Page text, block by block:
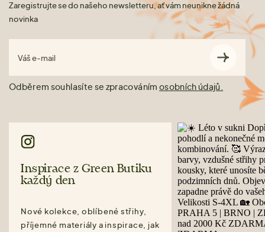
Zaregistrujte se do našeho newsletteru, ať vám neunikne žádná
novinka
Váš e-mail
Odběrem souhlasíte se zpracováním osobních údajů.
Inspirace z Green Butiku
každý den
Nové kolekce, oblíbené střihy,
příjemné materiály a inspirace, jak